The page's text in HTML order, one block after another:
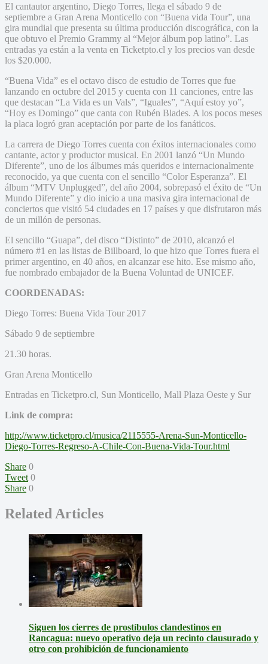
El cantautor argentino, Diego Torres, llega el sábado 9 de
septiembre a Gran Arena Monticello con “Buena vida Tour”, una
gira mundial que presenta su última producción discográfica, con la
que obtuvo el Premio Grammy al “Mejor álbum pop latino”. Las
entradas ya están a la venta en Ticketpto.cl y los precios van desde
los $20.000.
“Buena Vida” es el octavo disco de estudio de Torres que fue
lanzando en octubre del 2015 y cuenta con 11 canciones, entre las
que destacan “La Vida es un Vals”, “Iguales”, “Aquí estoy yo”,
“Hoy es Domingo” que canta con Rubén Blades. A los pocos meses
la placa logró gran aceptación por parte de los fanáticos.
La carrera de Diego Torres cuenta con éxitos internacionales como
cantante, actor y productor musical. En 2001 lanzó “Un Mundo
Diferente”, uno de los álbumes más queridos e internacionalmente
reconocido, ya que cuenta con el sencillo “Color Esperanza”. El
álbum “MTV Unplugged”, del año 2004, sobrepasó el éxito de “Un
Mundo Diferente” y dio inicio a una masiva gira internacional de
conciertos que visitó 54 ciudades en 17 países y que disfrutaron más
de un millón de personas.
El sencillo “Guapa”, del disco “Distinto” de 2010, alcanzó el
número #1 en las listas de Billboard, lo que hizo que Torres fuera el
primer argentino, en 40 años, en alcanzar ese hito. Ese mismo año,
fue nombrado embajador de la Buena Voluntad de UNICEF.
COORDENADAS:
Diego Torres: Buena Vida Tour 2017
Sábado 9 de septiembre
21.30 horas.
Gran Arena Monticello
Entradas en Ticketpro.cl, Sun Monticello, Mall Plaza Oeste y Sur
Link de compra:
http://www.ticketpro.cl/musica/2115555-Arena-Sun-Monticello-
Diego-Torres-Regreso-A-Chile-Con-Buena-Vida-Tour.html
Share 0
Tweet 0
Share 0
Related Articles
Siguen los cierres de prostíbulos clandestinos en
Rancagua: nuevo operativo deja un recinto clausurado y
otro con prohibición de funcionamiento